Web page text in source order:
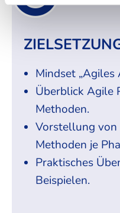
Mindset „Agiles
Überblick Agile
Methoden.
Vorstellung
Methoden je
Praktisches
Beispielen.